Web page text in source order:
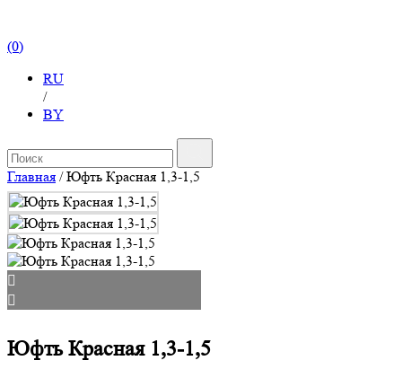
(0)
RU
/
BY
Главная /Юфть Красная 1,3-1,5
Юфть Красная 1,3-1,5